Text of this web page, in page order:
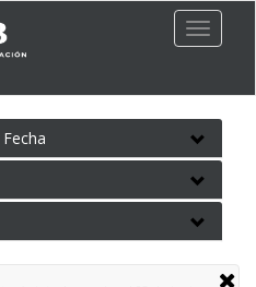
Toggle